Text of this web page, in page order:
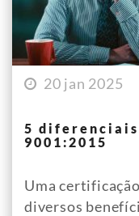
20 jan 2025
5 diferenciais
9001:2015
Uma
diversos